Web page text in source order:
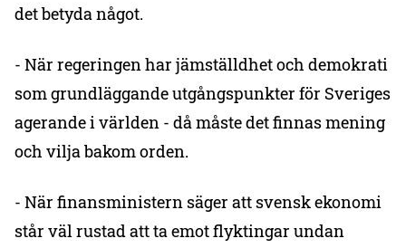
det betyda något.
- När regeringen har jämställdhet och demokrati
som grundläggande utgångspunkter för Sveriges
agerande i världen - då måste det finnas mening
och vilja bakom orden.
- När finansministern säger att svensk ekonomi
står väl rustad att ta emot flyktingar undan